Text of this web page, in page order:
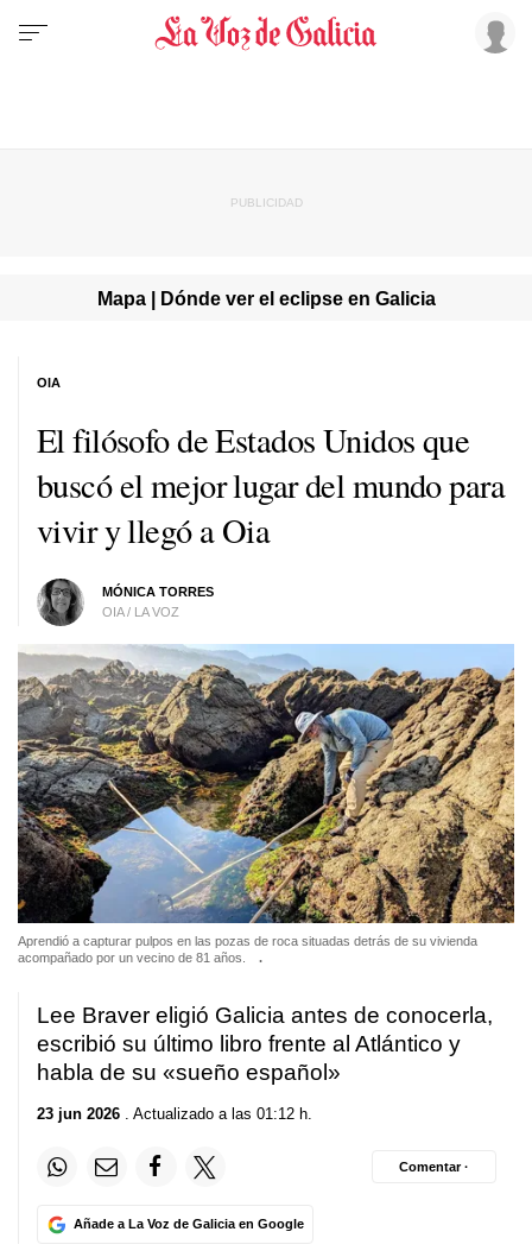
Mapa | Dónde ver el eclipse en Galicia
El filósofo de Estados Unidos que
buscó el mejor lugar del mundo para
vivir y llegó a Oia
MÓNICA TORRES
OIA / LA VOZ
OIA
Aprendió a capturar pulpos en las pozas de roca situadas detrás de su vivienda
acompañado por un vecino de 81 años.
.
Lee Braver eligió Galicia antes de conocerla,
escribió su último libro frente al Atlántico y
habla de su «sueño español»
23 jun 2026 . Actualizado a las 01:12 h.
Añade a La Voz de Galicia en Google
Comentar ·